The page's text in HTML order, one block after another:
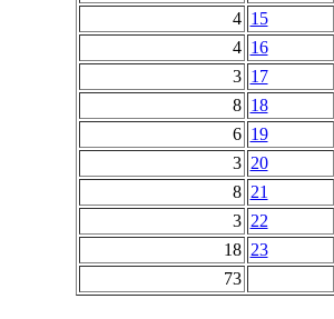
4 15
4 16
3 17
8 18
6 19
3 20
8 21
3 22
18 23
73